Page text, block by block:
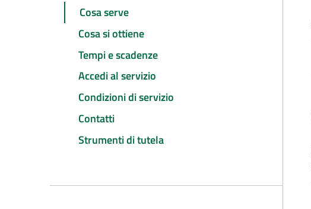
Cosa serve
Cosa si ottiene
Tempi e scadenze
Accedi al servizio
Condizioni di servizio
Contatti
Strumenti di tutela